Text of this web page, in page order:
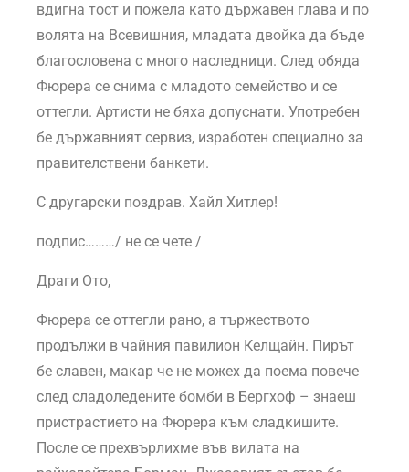
вдигна тост и пожела като държавен глава и по
волята на Всевишния, младата двойка да бъде
благословена с много наследници. След обяда
Фюрера се снима с младото семейство и се
оттегли. Артисти не бяха допуснати. Употребен
бе държавният сервиз, изработен специално за
правителствени банкети.
С другарски поздрав. Хайл Хитлер!
подпис………/ не се чете /
Драги Ото,
Фюрера се оттегли рано, а тържеството
продължи в чайния павилион Келщайн. Пирът
бе славен, макар че не можех да поема повече
след сладоледените бомби в Бергхоф – знаеш
пристрастието на Фюрера към сладкишите.
После се прехвърлихме във вилата на